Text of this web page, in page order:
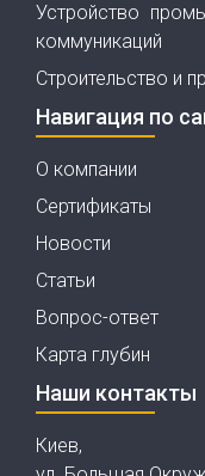
Устройство
коммуникаций
Строительство и
Навигация по
О компании
Сертификаты
Новости
Статьи
Вопрос-ответ
Карта глубин
Наши контакты
Киев,